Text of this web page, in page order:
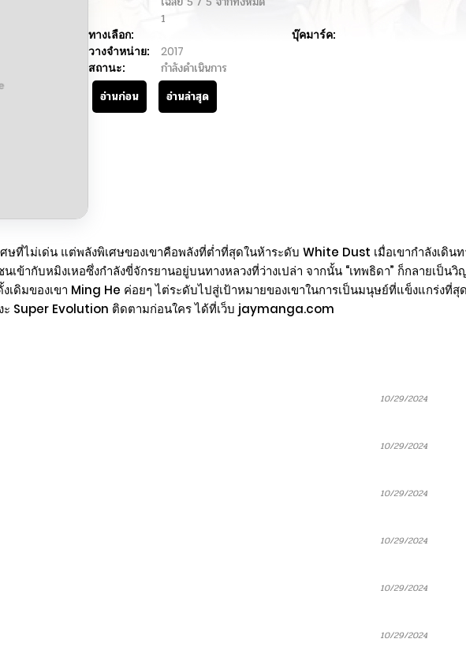
1
ทางเลือก:
บุ๊คมาร์ค:
วางจำหน่าย:
2017
สถานะ:
กำลังดำเนินการ
อ่านก่อน
อ่านล่าสุด
ที่ไม่เด่น แต่พลังพิเศษของเขาคือพลังที่ต่ำที่สุดในห้าระดับ White Dust เมื่อเขากำลังเดิน
ข้ากับหมิงเหอซึ่งกำลังขี่จักรยานอยู่บนทางหลวงที่ว่างเปล่า จากนั้น “เทพธิดา” ก็กลายเป็
งเดิมของเขา Ming He ค่อยๆ ไต่ระดับไปสู่เป้าหมายของเขาในการเป็นมนุษย์ที่แข็งแกร่งที่
งะ Super Evolution ติดตามก่อนใคร ได้ที่เว็บ jaymanga.com
10/29/2024
10/29/2024
10/29/2024
10/29/2024
10/29/2024
10/29/2024